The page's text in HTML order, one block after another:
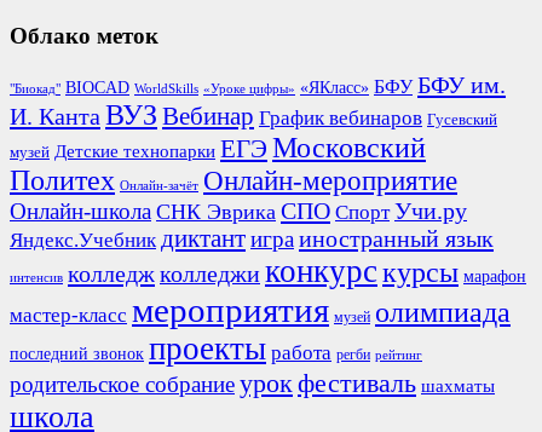
Облако меток
"Биокад" BIOCAD WorldSkills «Уроке цифры» «ЯКласс» БФУ БФУ им.
И. Канта ВУЗ Вебинар График вебинаров Гусевский
музей Детские технопарки ЕГЭ Московский
Политех Онлайн-зачёт Онлайн-мероприятие
Онлайн-школа СНК Эврика СПО Спорт Учи.ру
Яндекс.Учебник диктантиграиностранный язык
интенсив колледжколледжиконкурскурсы марафон
мастер-класс мероприятия музей олимпиада
последний звонок проекты работа регби рейтинг
родительское собраниеурокфестиваль шахматы
школа